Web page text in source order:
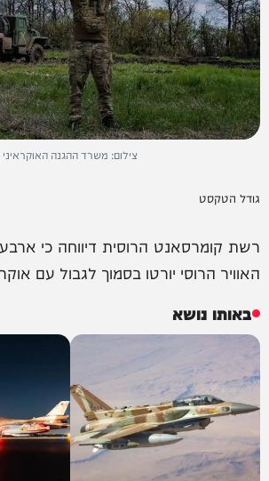
צילום: משרד ההגנה האוקראיני
גודל הטקסט
רשת קומרסאנט הרוסית דיווחה כי
האוויר הרוסי יורטו בסמוך לגבול עם
באותו נושא